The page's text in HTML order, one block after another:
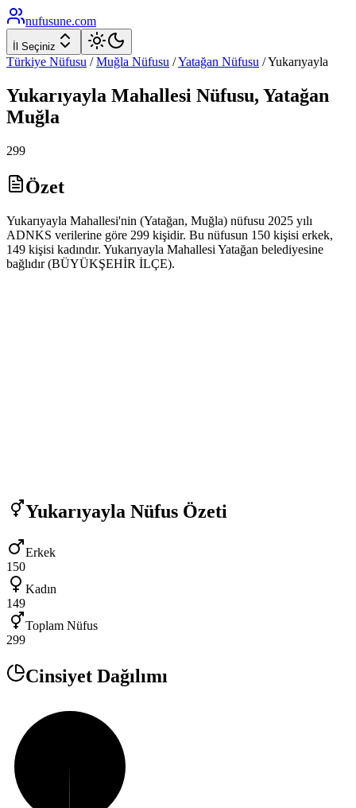
nufusune.com
İl Seçiniz
Türkiye Nüfusu / Muğla Nüfusu /Yatağan Nüfusu /Yukarıyayla
Yukarıyayla Mahallesi Nüfusu, Yatağan
Muğla
299
Özet
Yukarıyayla Mahallesi'nin (Yatağan, Muğla) nüfusu 2025 yılı
ADNKS verilerine göre 299 kişidir. Bu nüfusun 150 kişisi erkek,
149 kişisi kadındır. Yukarıyayla Mahallesi Yatağan belediyesine
bağlıdır (BÜYÜKŞEHİR İLÇE).
Yukarıyayla Nüfus Özeti
Erkek
150
Kadın
149
Toplam Nüfus
299
Cinsiyet Dağılımı